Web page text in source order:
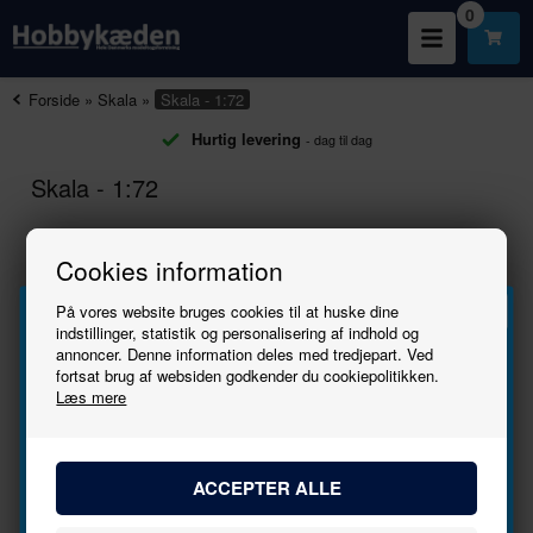
Cookies information
På vores website bruges cookies til at huske dine
indstillinger, statistik og personalisering af indhold og
annoncer. Denne information deles med tredjepart. Ved
fortsat brug af websiden godkender du cookiepolitikken.
Læs mere
0
Forside » Skala » Skala - 1:72
Hurtig levering - dag til dag
Skala - 1:72
Information
FACEBOOK
NYHEDER
Tilmeld
Bliv den første til at høre, når der kommer nye